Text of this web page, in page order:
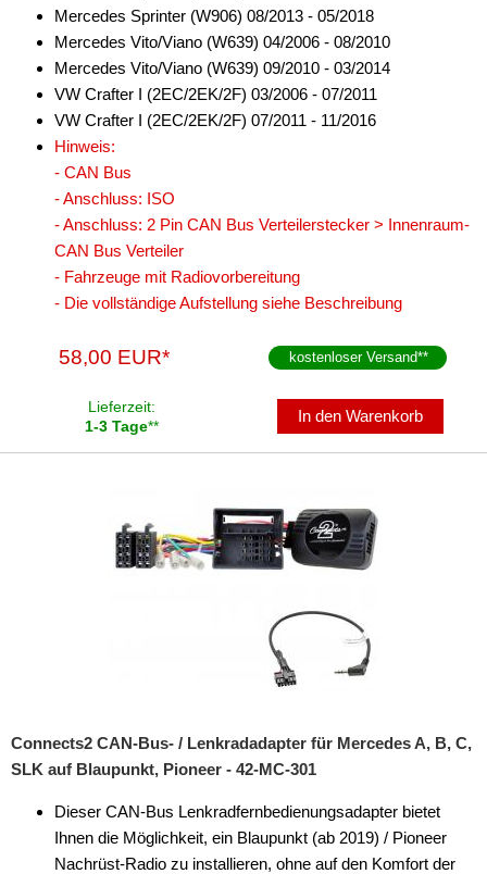
Mercedes Sprinter (W906) 08/2013 - 05/2018
Mercedes Vito/Viano (W639) 04/2006 - 08/2010
Mercedes Vito/Viano (W639) 09/2010 - 03/2014
VW Crafter I (2EC/2EK/2F) 03/2006 - 07/2011
VW Crafter I (2EC/2EK/2F) 07/2011 - 11/2016
Hinweis:
- CAN Bus
- Anschluss: ISO
- Anschluss: 2 Pin CAN Bus Verteilerstecker > Innenraum-
CAN Bus Verteiler
- Fahrzeuge mit Radiovorbereitung
- Die vollständige Aufstellung siehe Beschreibung
58,00 EUR* kostenloser Versand**
Lieferzeit:
1-3 Tage**
In den Warenkorb
Connects2 CAN-Bus- / Lenkradadapter für Mercedes A, B, C,
SLK auf Blaupunkt, Pioneer - 42-MC-301
Dieser CAN-Bus Lenkradfernbedienungsadapter bietet
Ihnen die Möglichkeit, ein Blaupunkt (ab 2019) / Pioneer
Nachrüst-Radio zu installieren, ohne auf den Komfort der